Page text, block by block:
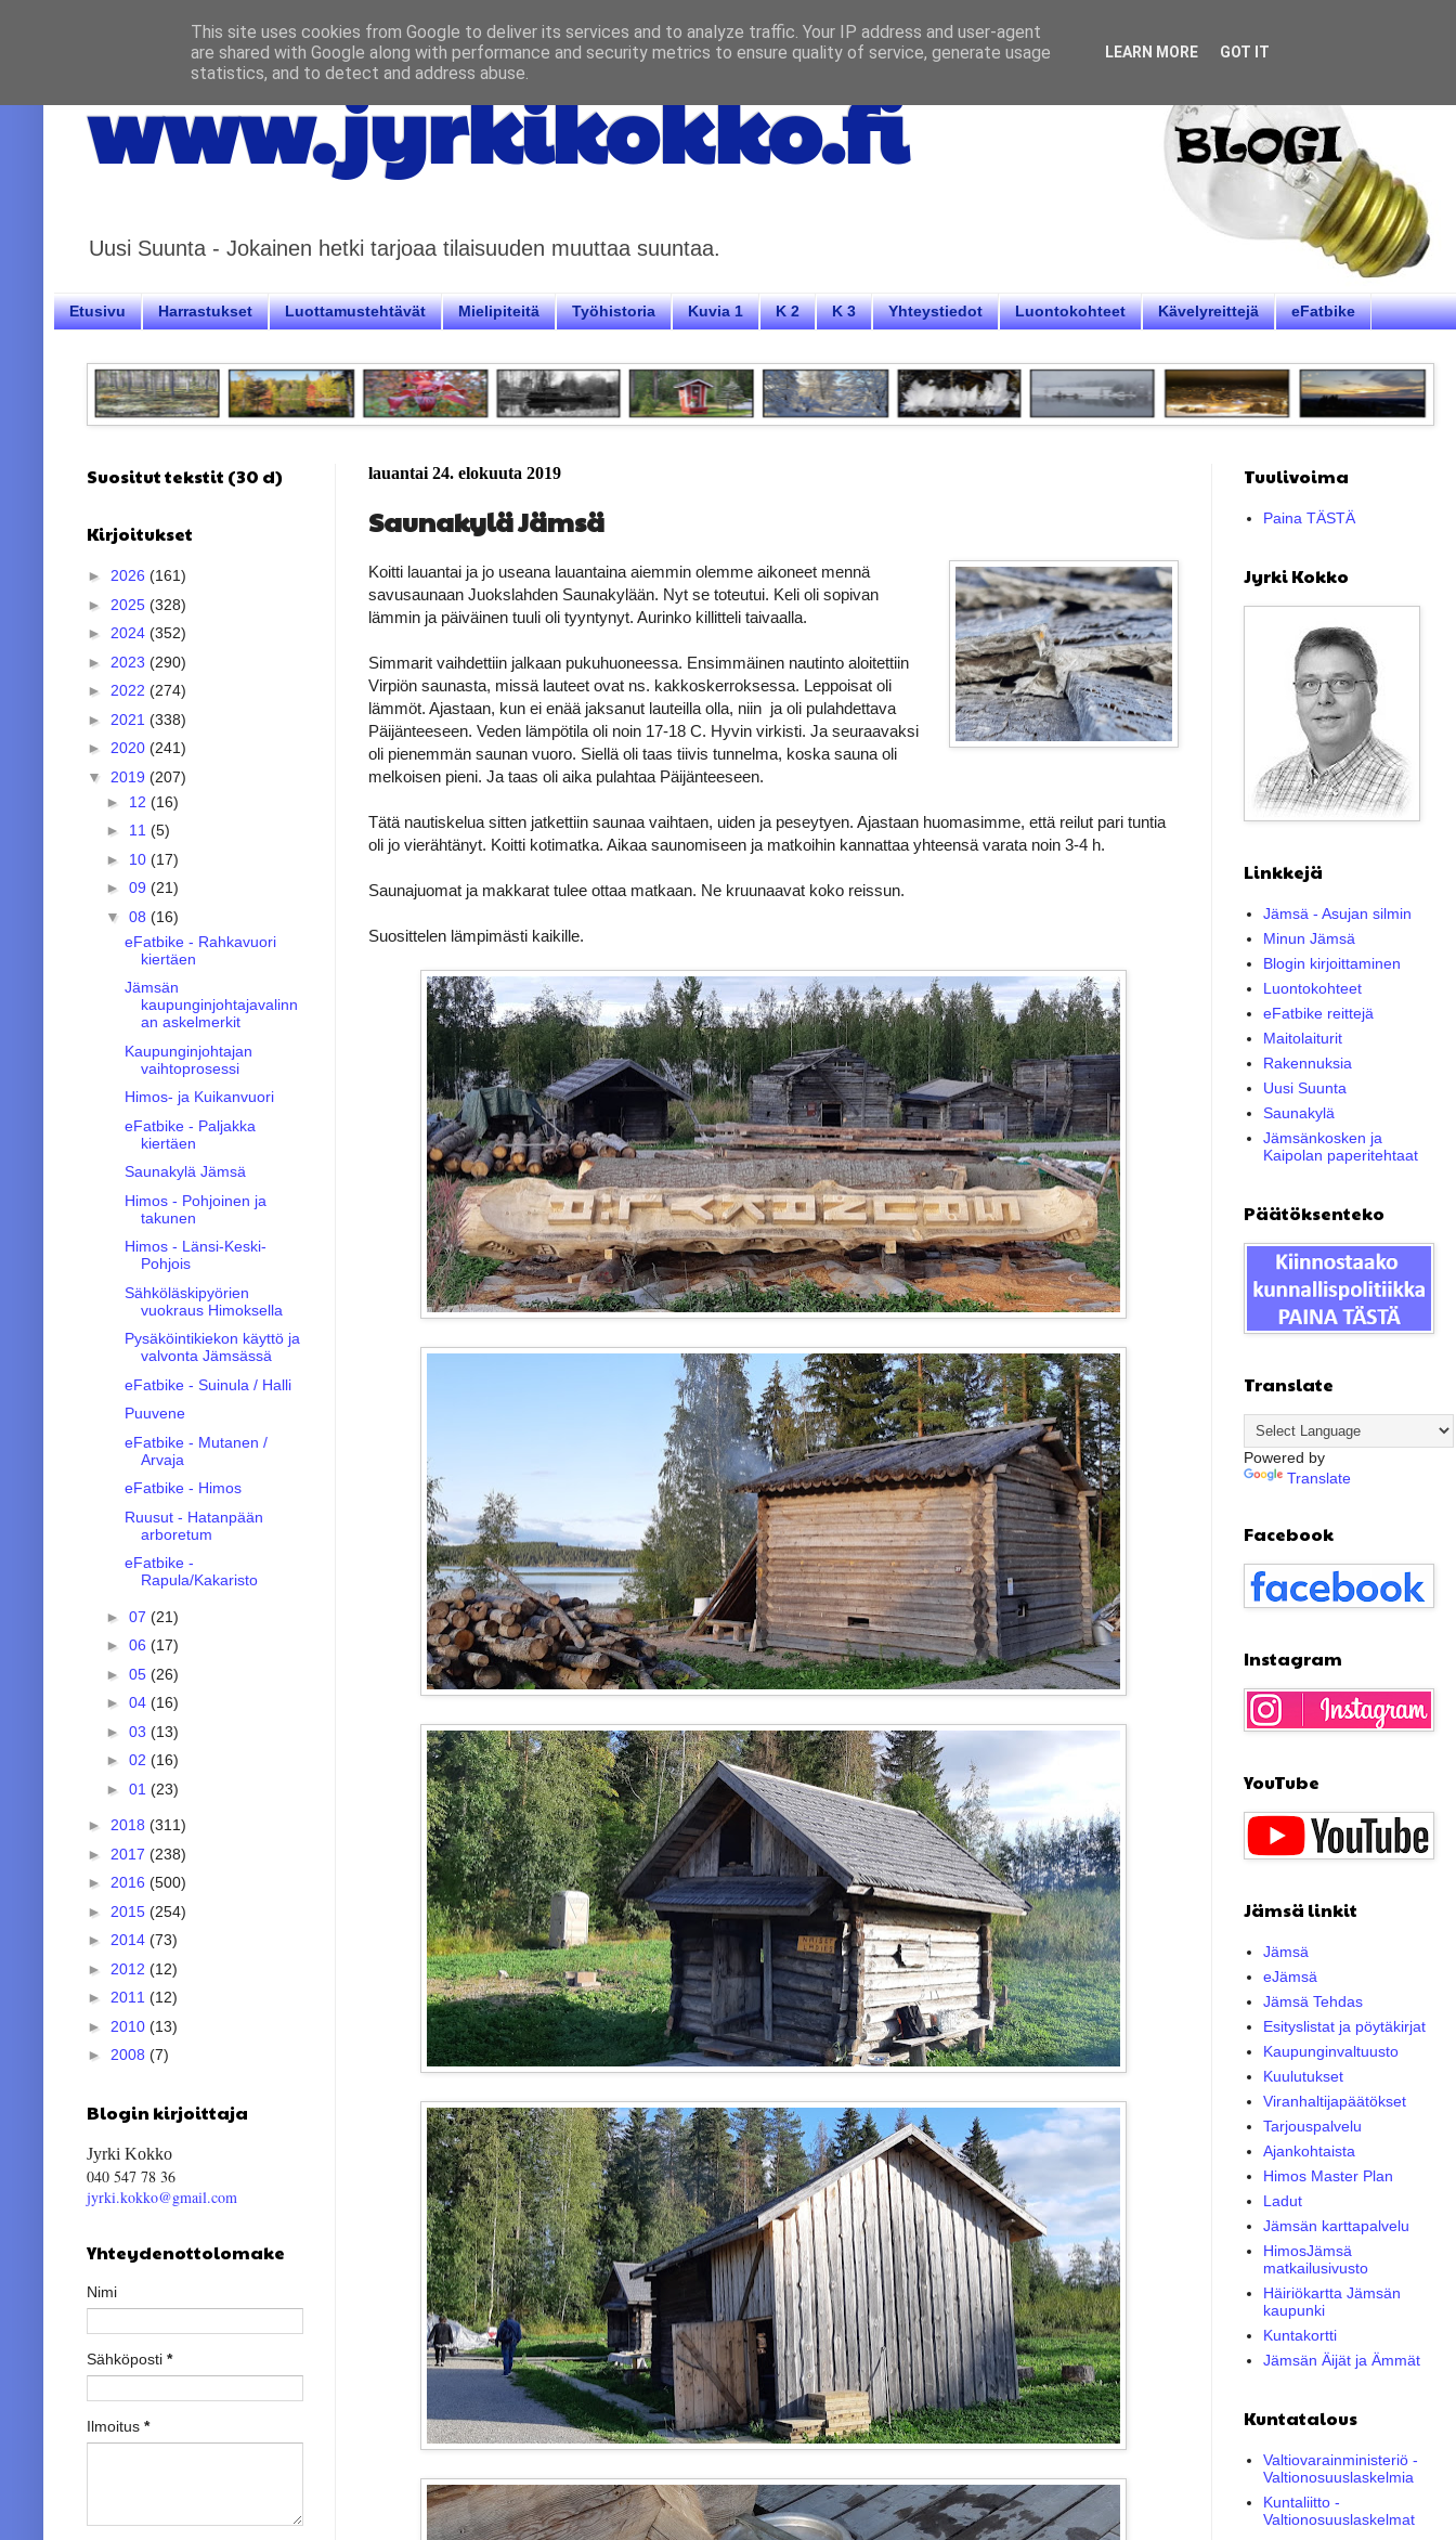
www.jyrkikokko.fi
Uusi Suunta - Jokainen hetki tarjoaa tilaisuuden muuttaa suuntaa.
Etusivu Harrastukset Luottamustehtävät Mielipiteitä Työhistoria Kuvia 1 K 2 K 3 Yhteystiedot Luontokohteet Kävelyreittejä eFatbike
lauantai 24. elokuuta 2019
Saunakylä Jämsä
Koitti lauantai ja jo useana lauantaina aiemmin olemme aikoneet mennä
savusaunaan Juokslahden Saunakylään. Nyt se toteutui. Keli oli sopivan
lämmin ja päiväinen tuuli oli tyyntynyt. Aurinko killitteli taivaalla.
Simmarit vaihdettiin jalkaan pukuhuoneessa. Ensimmäinen nautinto aloitettiin
Virpiön saunasta, missä lauteet ovat ns. kakkoskerroksessa. Leppoisat oli
lämmöt. Ajastaan, kun ei enää jaksanut lauteilla olla, niin ja oli pulahdettava
Päijänteeseen. Veden lämpötila oli noin 17-18 C. Hyvin virkisti. Ja seuraavaksi
oli pienemmän saunan vuoro. Siellä oli taas tiivis tunnelma, koska sauna oli
melkoisen pieni. Ja taas oli aika pulahtaa Päijänteeseen.
Tätä nautiskelua sitten jatkettiin saunaa vaihtaen, uiden ja peseytyen. Ajastaan huomasimme, että reilut pari tuntia
oli jo vierähtänyt. Koitti kotimatka. Aikaa saunomiseen ja matkoihin kannattaa yhteensä varata noin 3-4 h.
Saunajuomat ja makkarat tulee ottaa matkaan. Ne kruunaavat koko reissun.
Suosittelen lämpimästi kaikille.
Suositut tekstit (30 d)
Kirjoitukset
► 2026 (161)
► 2025 (328)
► 2024 (352)
► 2023 (290)
► 2022 (274)
► 2021 (338)
► 2020 (241)
▼ 2019 (207)
► 12 (16)
► 11 (5)
► 10 (17)
► 09 (21)
▼ 08 (16)
eFatbike - Rahkavuori
kiertäen
Jämsän
kaupunginjohtajavalinn
an askelmerkit
Kaupunginjohtajan
vaihtoprosessi
Himos- ja Kuikanvuori
eFatbike - Paljakka
kiertäen
Saunakylä Jämsä
Himos - Pohjoinen ja
takunen
Himos - Länsi-Keski-
Pohjois
Sähköläskipyörien
vuokraus Himoksella
Pysäköintikiekon käyttö ja
valvonta Jämsässä
eFatbike - Suinula / Halli
Puuvene
eFatbike - Mutanen /
Arvaja
eFatbike - Himos
Ruusut - Hatanpään
arboretum
eFatbike -
Rapula/Kakaristo
► 07 (21)
► 06 (17)
► 05 (26)
► 04 (16)
► 03 (13)
► 02 (16)
► 01 (23)
► 2018 (311)
► 2017 (238)
► 2016 (500)
► 2015 (254)
► 2014 (73)
► 2012 (12)
► 2011 (12)
► 2010 (13)
► 2008 (7)
Blogin kirjoittaja
Jyrki Kokko
040 547 78 36
jyrki.kokko@gmail.com
Yhteydenottolomake
Nimi
Sähköposti *
Ilmoitus *
Tuulivoima
Paina TÄSTÄ
Jyrki Kokko
Linkkejä
Jämsä - Asujan silmin
Minun Jämsä
Blogin kirjoittaminen
Luontokohteet
eFatbike reittejä
Maitolaiturit
Rakennuksia
Uusi Suunta
Saunakylä
Jämsänkosken ja
Kaipolan paperitehtaat
Päätöksenteko
Translate
Powered by
Translate
Facebook
Instagram
YouTube
Jämsä linkit
Jämsä
eJämsä
Jämsä Tehdas
Esityslistat ja pöytäkirjat
Kaupunginvaltuusto
Kuulutukset
Viranhaltijapäätökset
Tarjouspalvelu
Ajankohtaista
Himos Master Plan
Ladut
Jämsän karttapalvelu
HimosJämsä
matkailusivusto
Häiriökartta Jämsän
kaupunki
Kuntakortti
Jämsän Äijät ja Ämmät
Kuntatalous
Valtiovarainministeriö -
Valtionosuuslaskelmia
Kuntaliitto -
Valtionosuuslaskelmat
This site uses cookies from Google to deliver its services and to analyze traffic. Your IP address and user-agent
are shared with Google along with performance and security metrics to ensure quality of service, generate usage
statistics, and to detect and address abuse.
LEARN MORE GOT IT